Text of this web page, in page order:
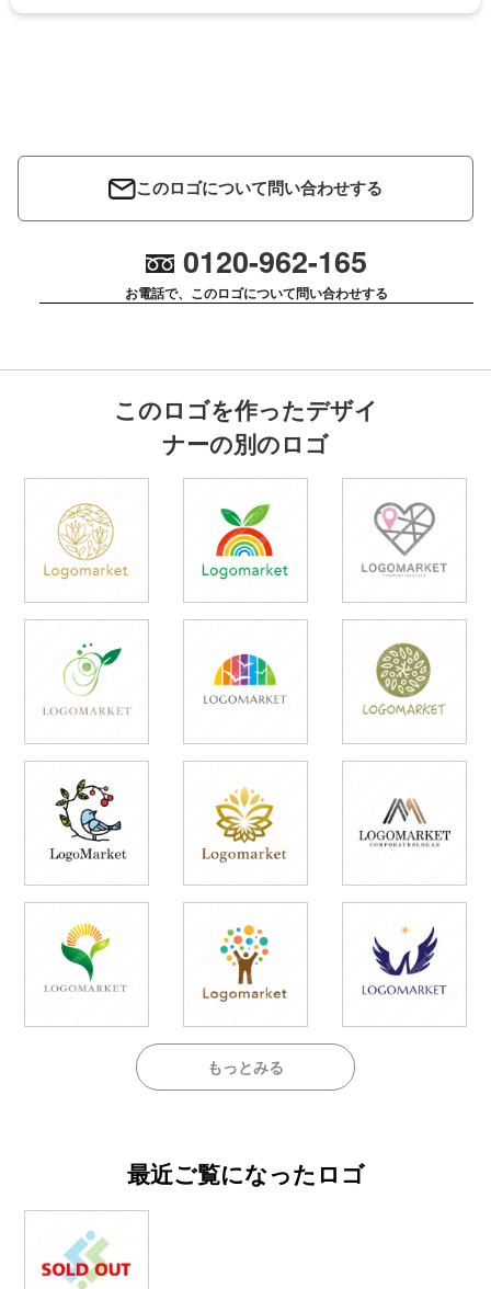
このロゴについて問い合わせする
0120-962-165
お電話で、このロゴについて問い合わせする
このロゴを作ったデザイ
ナーの別のロゴ
もっとみる
最近ご覧になったロゴ